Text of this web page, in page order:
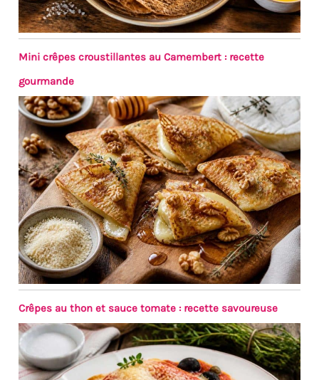
couverts jetables en bois,
vous pouvez profiter de la
commodité et de la facilité
jetables sans nuire à
cuillères jetables en bois
sont pressées à chaud, elles
peuvent se déformer si elles
sont laissées longtemps
dans un liquide. Veuillez
donc noter qu'il ne faut pas
laisser les cuillères dans la
soupe, le miel ou d'autres
liquides pendant une longue
période.
Mini crêpes croustillantes au Camembert : recette
gourmande
Crêpes au thon et sauce tomate : recette savoureuse